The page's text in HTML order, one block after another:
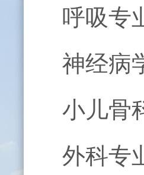
呼吸专
神经病
小儿骨
外科专